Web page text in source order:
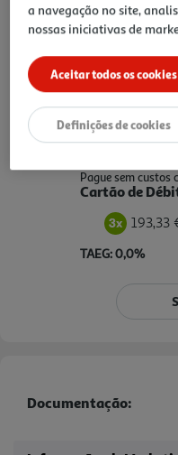
3 meses
1º mês:
MTIC
Pague sem custos
Cartão de
193,33
TAEG: 0,0%
Documentação:
a navegação no site,
nossas iniciativas de
Aceitar todos os cookies
Definições de cookies